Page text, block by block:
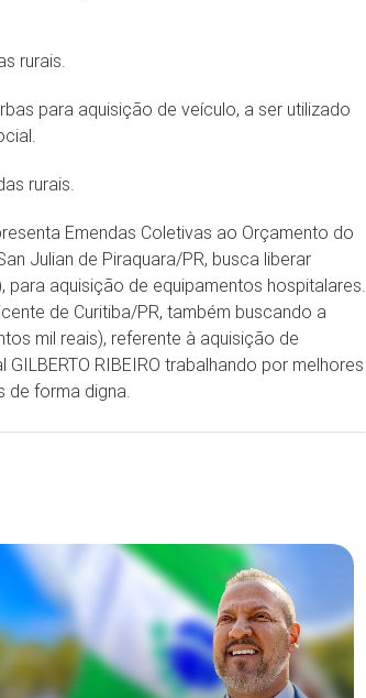
rurais.
para aquisição de veículo, a ser utilizado
rurais.
Emendas Coletivas ao Orçamento do
Julian de Piraquara/PR, busca liberar
para aquisição de equipamentos hospitalares.
de Curitiba/PR, também buscando a
mil reais), referente à aquisição de
RIBEIRO trabalhando por melhores
de forma digna.